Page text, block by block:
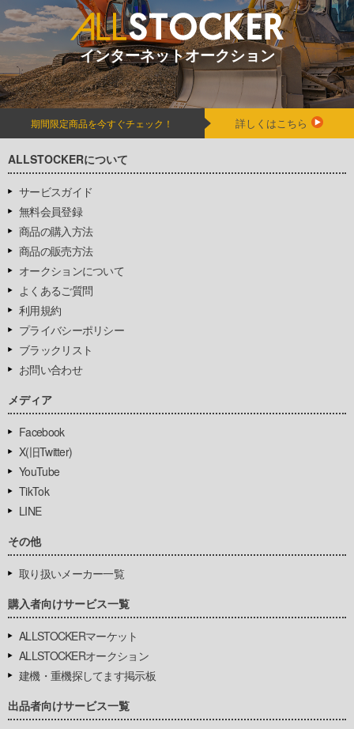
インターネットオークション
期間限定商品を今すぐチェック！ 詳しくはこちら
ALLSTOCKERについて
サービスガイド
無料会員登録
商品の購入方法
商品の販売方法
オークションについて
よくあるご質問
利用規約
プライバシーポリシー
ブラックリスト
お問い合わせ
メディア
Facebook
X(旧Twitter)
YouTube
TikTok
LINE
その他
取り扱いメーカー一覧
購入者向けサービス一覧
ALLSTOCKERマーケット
ALLSTOCKERオークション
建機・重機探してます掲示板
出品者向けサービス一覧